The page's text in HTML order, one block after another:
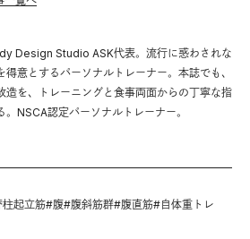
Design Studio ASK代表。流行に惑わされな
意とするパーソナルトレーナー。本誌でも、
造を、トレーニングと食事両面からの丁寧な指
NSCA認定パーソナルトレーナー。
柱起立筋#腹#腹斜筋群#腹直筋#自体重トレ